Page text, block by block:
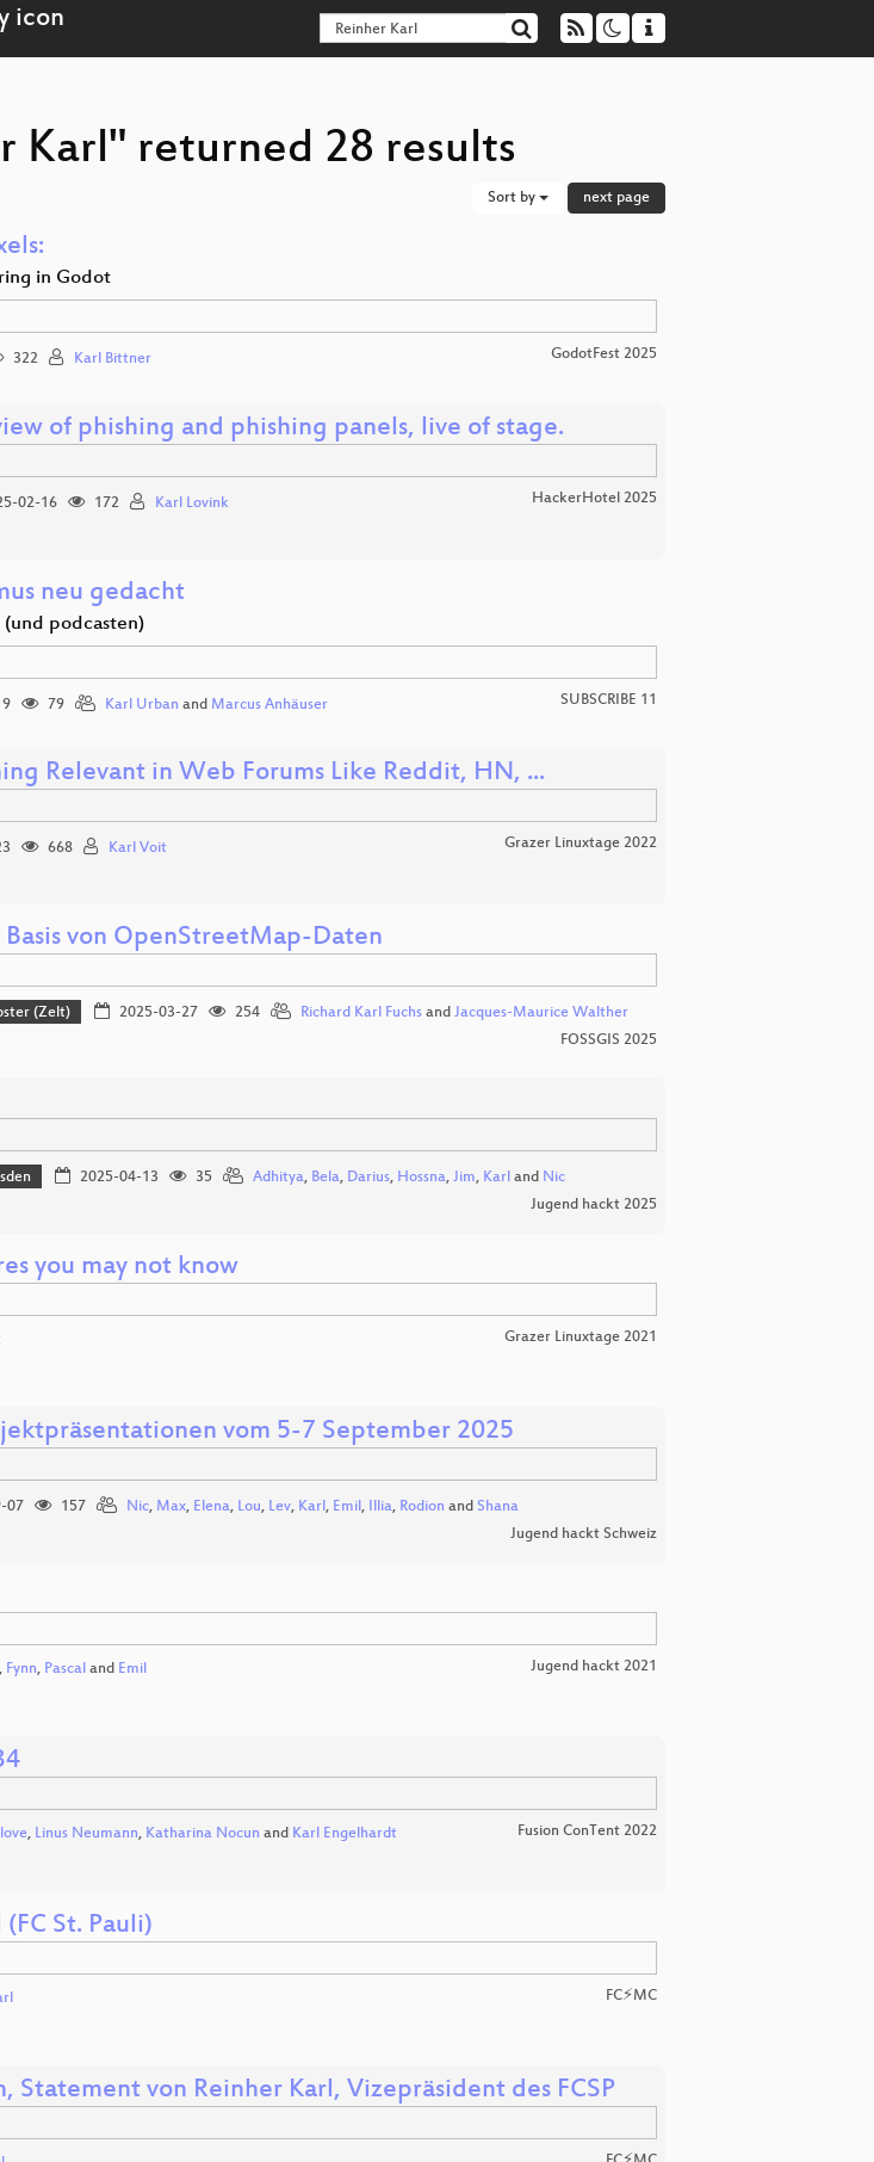
Karl" returned 28 results
Sort by next page
in Godot
322 Karl Bittner GodotFest 2025
of phishing and phishing panels, live of stage.
02-16 172 Karl Lovink HackerHotel 2025
neu gedacht
podcasten)
79 Karl Urban and Marcus Anhäuser SUBSCRIBE 11
Relevant in Web Forums Like Reddit, HN, ...
668 Karl Voit Grazer Linuxtage 2022
von OpenStreetMap-Daten
(Zelt) 2025-03-27 254 Richard Karl Fuchsand Jacques-Maurice Walther
FOSSGIS 2025
2025-04-13 35 Adhitya, Bela, Darius, Hossna, Jim, Karland Nic
Jugend hackt 2025
you may not know
Grazer Linuxtage 2021
vom 5-7 September 2025
07 157 Nic, Max, Elena, Lou, Lev, Karl, Emil, Illia, Rodion and Shana
Jugend hackt Schweiz
, Fynn, Pascal and Emil Jugend hackt 2021
, Linus Neumann, Katharina Nocun and Karl Engelhardt Fusion ConTent 2022
St. Pauli)
FC⚡MC
Statement von Reinher Karl, Vizepräsident des FCSP